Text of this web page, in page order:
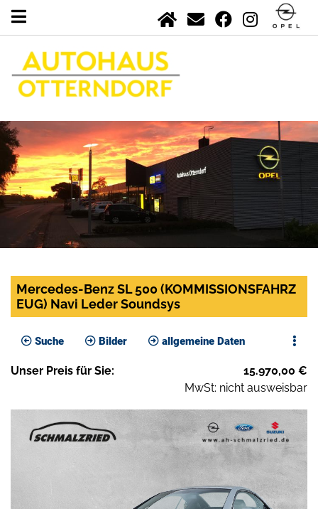
Mercedes-Benz SL 500 (KOMMISSIONSFAHRZ
EUG) Navi Leder Soundsys
Suche Bilder allgemeine Daten
Unser Preis für Sie: 15.970,00 €
MwSt: nicht ausweisbar